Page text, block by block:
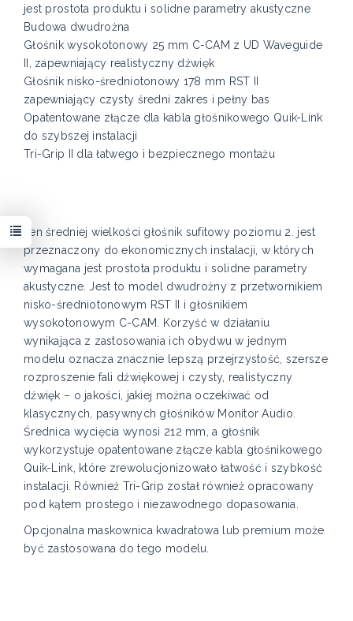
jest prostota produktu i solidne parametry akustyczne
Budowa dwudrożna
Głośnik wysokotonowy 25 mm C-CAM z UD Waveguide
II, zapewniający realistyczny dźwięk
Głośnik nisko-średniotonowy 178 mm RST II
zapewniający czysty średni zakres i pełny bas
Opatentowane złącze dla kabla głośnikowego Quik-Link
do szybszej instalacji
Tri-Grip II dla łatwego i bezpiecznego montażu
Ten średniej wielkości głośnik sufitowy poziomu 2. jest
przeznaczony do ekonomicznych instalacji, w których
wymagana jest prostota produktu i solidne parametry
akustyczne. Jest to model dwudrożny z przetwornikiem
nisko-średniotonowym RST II i głośnikiem
wysokotonowym C-CAM. Korzyść w działaniu
wynikająca z zastosowania ich obydwu w jednym
modelu oznacza znacznie lepszą przejrzystość, szersze
rozproszenie fali dźwiękowej i czysty, realistyczny
dźwięk – o jakości, jakiej można oczekiwać od
klasycznych, pasywnych głośników Monitor Audio.
Średnica wycięcia wynosi 212 mm, a głośnik
wykorzystuje opatentowane złącze kabla głośnikowego
Quik-Link, które zrewolucjonizowało łatwość i szybkość
instalacji. Również Tri-Grip został również opracowany
pod kątem prostego i niezawodnego dopasowania.
Opcjonalna maskownica kwadratowa lub premium może
być zastosowana do tego modelu.